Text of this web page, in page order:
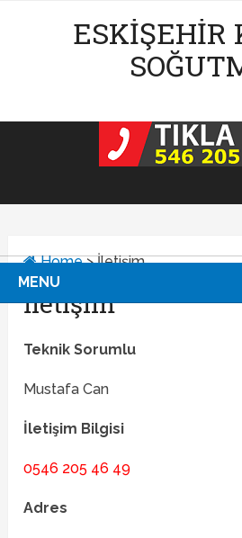
ESKIŞEHIR
MENU
Home>İletişim
İletişim
Teknik Sorumlu
Mustafa Can
İletişim Bilgisi
0546 205 46 49
Adres